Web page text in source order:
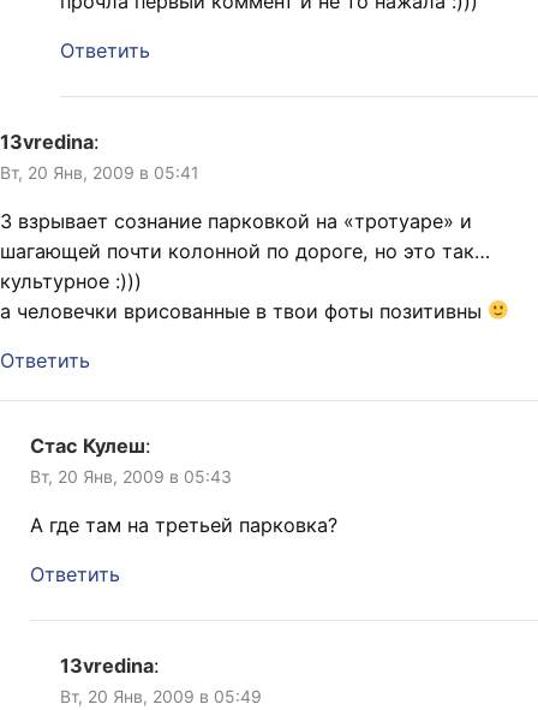
Ответить
13vredina:
Вт, 20 Янв, 2009 в 05:41
3 взрывает сознание парковкой на «тротуаре» и
шагающей почти колонной по дороге, но это так…
культурное :)))
а человечки врисованные в твои фоты позитивны
Ответить
Стас Кулеш:
Вт, 20 Янв, 2009 в 05:43
А где там на третьей парковка?
Ответить
13vredina:
Вт, 20 Янв, 2009 в 05:49